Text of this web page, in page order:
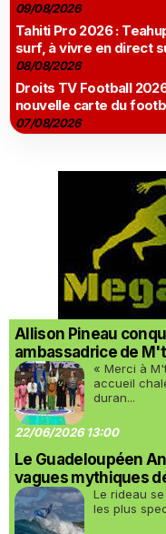
09/08/2026
Tahiti Pro 2026 :
surf, à vivre en direct
08/08/2026
Droits TV Football
nouvelle carte du
07/08/2026
Allison Pineau
ambassadrice de
« Merci à
accueil
duran...
22/06/2026 13:00
Le Guadeloupéen
vagues mythiques
Le rideau se
les plus